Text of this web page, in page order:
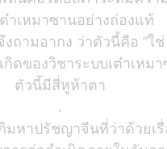
ต๋าเหมาซานอย่างถ่องแท้
งถามอากง ว่าตัวนี้คือ “ใช่
กิดของวิชาระบบเต๋าเหม
ตัวนี้มีสี่หูห้าตา
.
มหาปรัชญาจีนที่ว่าด้วยเรื่